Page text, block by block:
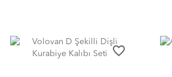
favorite_border